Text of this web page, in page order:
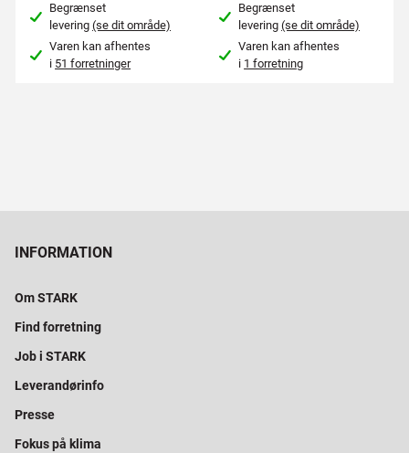
Begrænset
levering(se dit område)
Varen kan afhentes
i 51 forretninger
Begrænset
levering(se dit område)
Varen kan afhentes
i 1 forretning
INFORMATION
Om STARK
Find forretning
Job i STARK
Leverandørinfo
Presse
Fokus på klima